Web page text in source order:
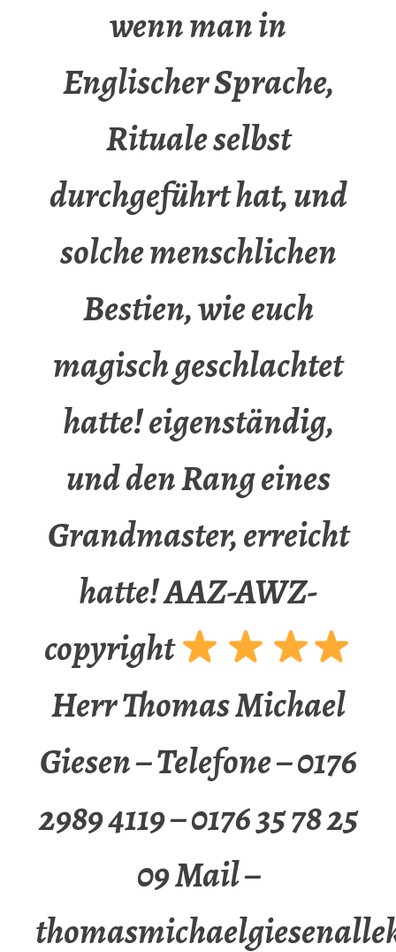
wenn man in
Englischer Sprache,
Rituale selbst
durchgeführt hat, und
solche menschlichen
Bestien, wie euch
magisch geschlachtet
hatte! eigenständig,
und den Rang eines
Grandmaster, erreicht
hatte! AAZ-AWZ-
copyright
Herr Thomas Michael
Giesen – Telefone – 0176
2989 4119 – 0176 35 78 25
09 Mail –